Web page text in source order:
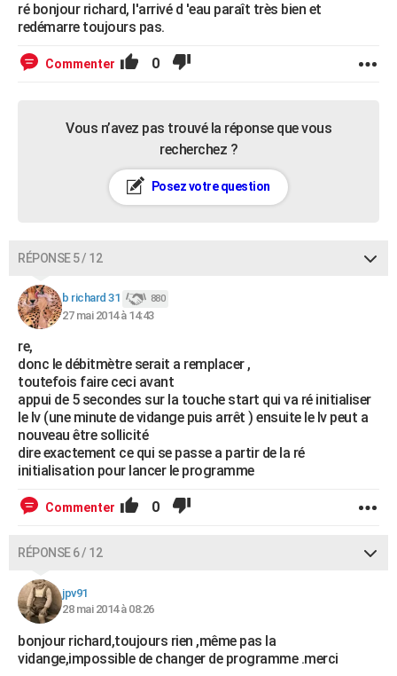
ré bonjour richard, l'arrivé d 'eau paraît très bien et
redémarre toujours pas.
Commenter 0
Vous n’avez pas trouvé la réponse que vous
recherchez ?
Posez votre question
RÉPONSE 5 / 12
b richard 31 880
27 mai 2014 à 14:43
re,
donc le débitmètre serait a remplacer ,
toutefois faire ceci avant
appui de 5 secondes sur la touche start qui va ré initialiser
le lv (une minute de vidange puis arrêt ) ensuite le lv peut a
nouveau être sollicité
dire exactement ce qui se passe a partir de la ré
initialisation pour lancer le programme
Commenter 0
RÉPONSE 6 / 12
jpv91
28 mai 2014 à 08:26
bonjour richard,toujours rien ,même pas la
vidange,impossible de changer de programme .merci